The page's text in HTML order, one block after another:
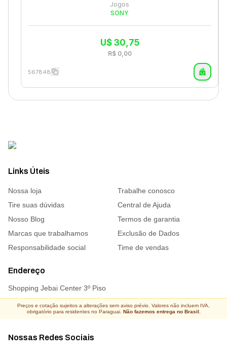
Jogos
SONY
U$ 30,75
R$ 0,00
567848
Links Úteis
Nossa loja
Trabalhe conosco
Tire suas dúvidas
Central de Ajuda
Nosso Blog
Termos de garantia
Marcas que trabalhamos
Exclusão de Dados
Responsabilidade social
Time de vendas
Endereço
Shopping Jebai Center 3º Piso
Nossas Redes Sociais
Preços e cotação sujeitos a alterações sem aviso prévio. Valores não incluem IVA,
obrigatório para residentes no Paraguai. Não fazemos entrega no Brasil.